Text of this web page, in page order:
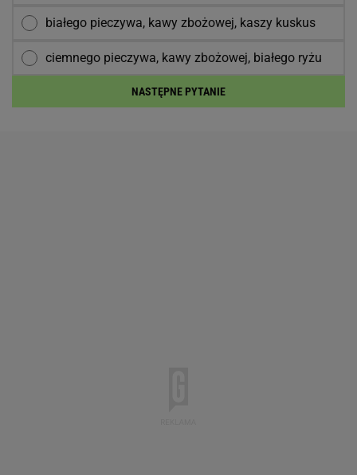
białego pieczywa, kawy zbożowej, kaszy kuskus
ciemnego pieczywa, kawy zbożowej, białego ryżu
NASTĘPNE PYTANIE